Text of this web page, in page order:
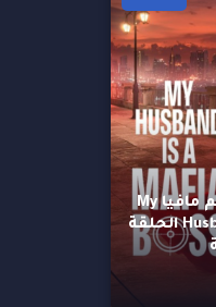
مسلسل زوجي زعيم مافيا My
Husband is a Mafia Boss الحلقة